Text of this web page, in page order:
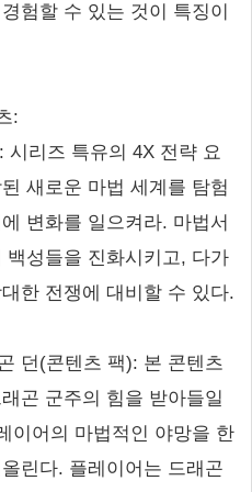
험할 수 있는 것이 특징이
:
시리즈 특유의 4X 전략 요
새로운 마법 세계를 탐험
변화를 일으켜라. 마법서
성들을 진화시키고, 다가
한 전쟁에 대비할 수 있다.
던(콘텐츠 팩): 본 콘텐츠
곤 군주의 힘을 받아들일
이어의 마법적인 야망을 한
린다. 플레이어는 드래곤